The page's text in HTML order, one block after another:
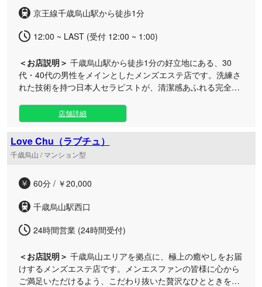
京王線千歳烏山駅から徒歩1分
12:00 ~ LAST (受付 12:00 ~ 1:00)
＜お店説明＞ 千歳烏山駅から徒歩1分の好立地にある、30
代・40代の男性をメインとしたメンズエステ店です。洗練さ
れた技術を持つ日本人セラピストが、清潔感あふれる完全個
辺エリアの喧騒を忘れさせてくれる穏やかなルームで、日常
の疲れを心身ともにリフレッシュしていただけます。細やか
なおもてなしと丁寧な施術で、お客様一人ひとりに寄り添う
特別なひとときをお約束いたします。仕事帰りやお出かけの
際にも、ぜひお気軽にお立ち寄りください。
店舗詳細
Love Chu（ラブチュ）
千歳烏山 / マンション型
60分 / ￥20,000
千歳烏山駅西口
24時間営業 (24時間受付)
＜お店説明＞ 千歳烏山エリアを拠点に、極上の癒やしをお届
けするメンズエステ店です。メンエスファンの皆様に心から
ご満足いただけるよう、こだわり抜いた贅沢なひとときをご